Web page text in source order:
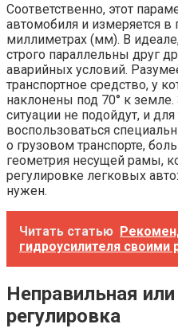
Соответственно, этот
автомобиля и измеряется в
миллиметрах (мм). В
строго параллельны друг
аварийных условий.
транспортное средство, у
наклонены под 70° к
ситуации не подойдут, и
воспользоваться
о грузовом транспорте,
геометрия несущей рамы,
регулировке легковых
нужен.
Читать статью
гидроусилителя своими
Неправильная
регулировка